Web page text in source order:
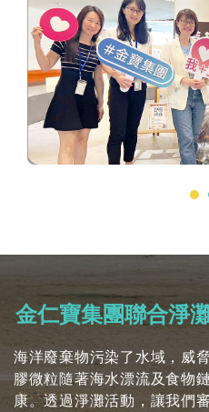
金仁寶集團聯合淨
海洋廢棄物污染了水域，威
膠微粒隨著海水漂流及食物
康。透過淨灘活動，讓我們